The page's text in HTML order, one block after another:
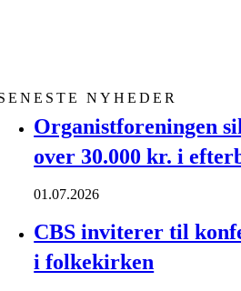
NYHEDER
Organistforeningen
over 30.000 kr. i
01.07.2026
CBS inviterer til
i folkekirken